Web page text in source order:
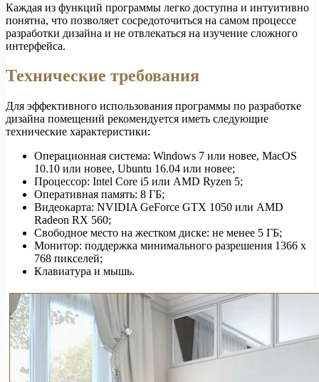
Каждая из функций программы легко доступна и интуитивно
понятна, что позволяет сосредоточиться на самом процессе
разработки дизайна и не отвлекаться на изучение сложного
интерфейса.
Технические требования
Для эффективного использования программы по разработке
дизайна помещений рекомендуется иметь следующие
технические характеристики:
Операционная система: Windows 7 или новее, MacOS
10.10 или новее, Ubuntu 16.04 или новее;
Процессор: Intel Core i5 или AMD Ryzen 5;
Оперативная память: 8 ГБ;
Видеокарта: NVIDIA GeForce GTX 1050 или AMD
Radeon RX 560;
Свободное место на жестком диске: не менее 5 ГБ;
Монитор: поддержка минимального разрешения 1366 x
768 пикселей;
Клавиатура и мышь.